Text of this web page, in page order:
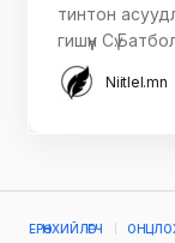
тинтон
гишүүн
Niitlel.mn
ЕРӨНХИЙЛӨГЧ